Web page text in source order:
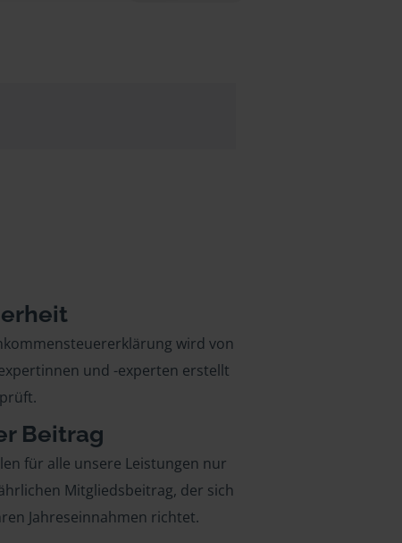
wird von
und -experten erstellt
Beitrag
für alle unsere Leistungen nur
Mitgliedsbeitrag, der sich
Jahreseinnahmen richtet.